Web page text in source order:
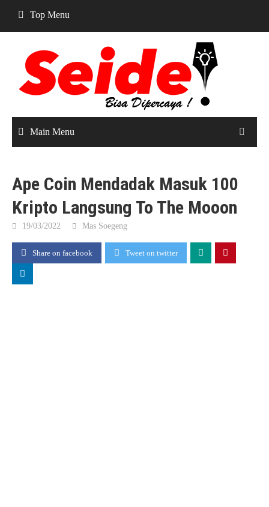
content
Top Menu
Main Menu
Ape Coin Mendadak Masuk 100
Kripto Langsung To The Mooon
19/03/2022 Mas Soegeng
Share on facebook Tweet on twitter